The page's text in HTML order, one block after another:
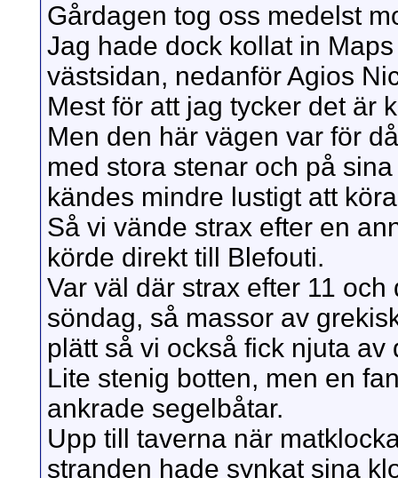
Gårdagen tog oss medelst
Jag hade dock kollat in
västsidan, nedanför Agios
Mest för att jag tycker det är
Men den här vägen var för
med stora stenar och på
kändes mindre lustigt att
Så vi vände strax efter en
körde direkt till Blefouti.
Var väl där strax efter 11
söndag, så massor av
plätt så vi också fick njuta
Lite stenig botten, men en
ankrade segelbåtar.
Upp till taverna när
stranden hade synkat sina